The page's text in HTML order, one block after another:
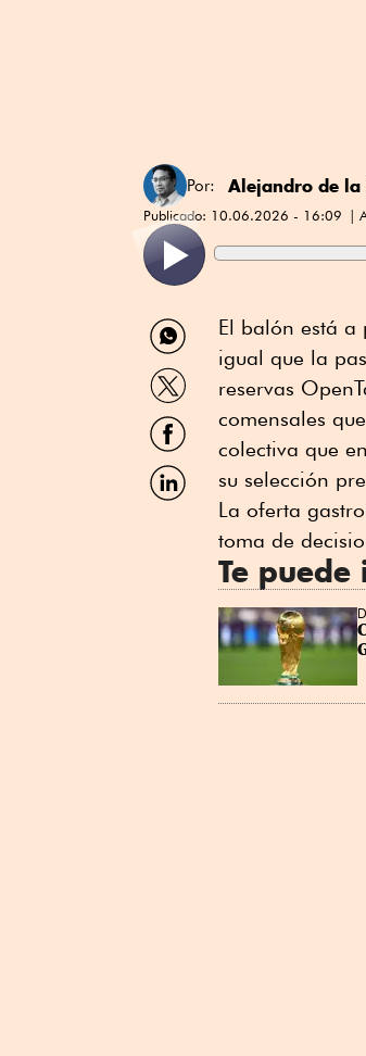
Por: Alejandro de la
Publicado: 10.06.2026 - 16:09
Compartir
por
WhatsApp
Compartir
por
Twitter
Compartir
por
Facebook
Compartir
por
El balón está
igual que la
reservas
comensales
colectiva que
su selección
La oferta
toma de
Te puede